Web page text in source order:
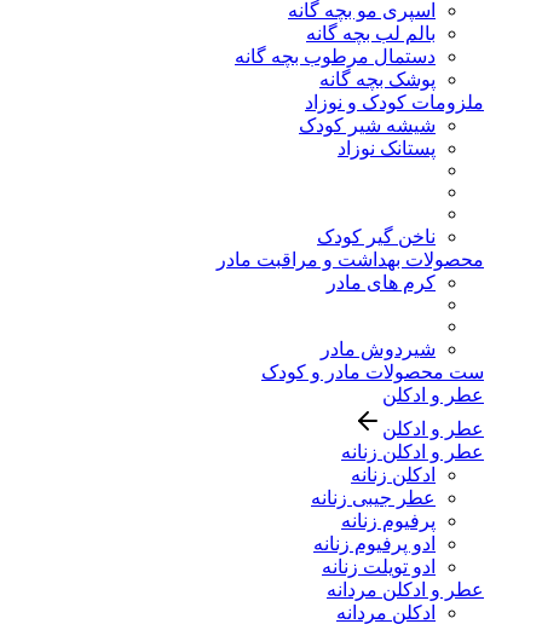
اسپری مو بچه گانه
بالم لب بچه گانه
دستمال مرطوب بچه گانه
پوشک بچه گانه
ملزومات کودک و نوزاد
شیشه شیر کودک
پستانک نوزاد
ناخن گیر کودک
محصولات بهداشت و مراقبت مادر
کرم های مادر
شیردوش مادر
ست محصولات مادر و کودک
عطر و ادکلن
عطر و ادکلن
عطر و ادکلن زنانه
ادکلن زنانه
عطر جیبی زنانه
پرفیوم زنانه
ادو پرفیوم زنانه
ادو تویلت زنانه
عطر و ادکلن مردانه
ادکلن مردانه